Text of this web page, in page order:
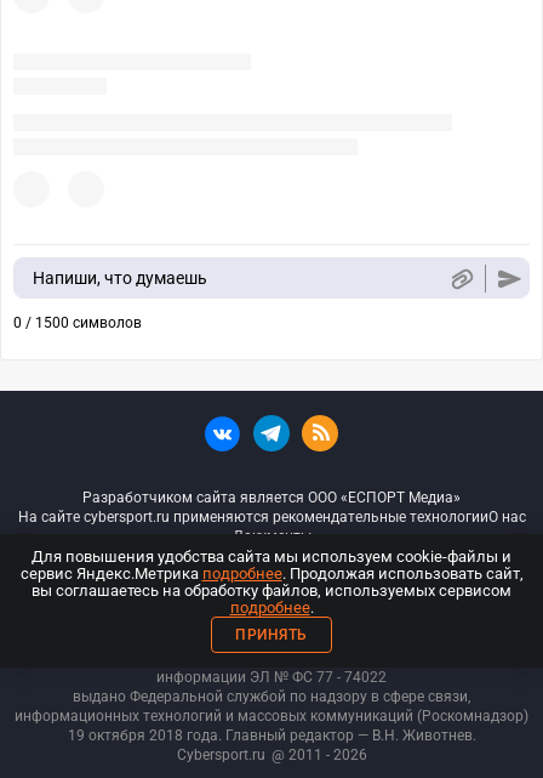
Напиши, что думаешь
0 / 1500 символов
Разработчиком сайта является ООО «ЕСПОРТ Медиа»
На сайте cybersport.ru применяются рекомендательные технологииО нас
Документы
© ООО «Киберспорт.ру» — Все права защищены
18+
ООО «Киберспорт.ру». Свидетельство о регистрации средств массовой
информации ЭЛ № ФС 77 - 74022
выдано Федеральной службой по надзору в сфере связи,
информационных технологий и массовых коммуникаций (Роскомнадзор)
19 октября 2018 года. Главный редактор — В.Н. Животнев.
Cybersport.ru @ 2011 - 2026
Для повышения удобства сайта мы используем cookie-файлы и
сервис Яндекс.Метрика подробнее. Продолжая использовать сайт,
вы соглашаетесь на обработку файлов, используемых сервисом
подробнее.
ПРИНЯТЬ